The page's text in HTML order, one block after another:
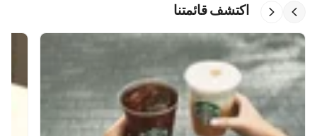
اكتشف قائمتنا